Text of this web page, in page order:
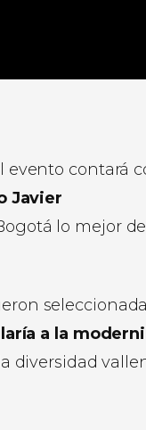
evento contará
Javier
lo mejor
a la
diversidad